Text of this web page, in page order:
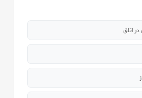
در اتاق